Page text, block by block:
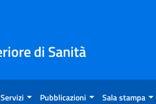
di Sanità
Servizi Pubblicazioni Sala stampa